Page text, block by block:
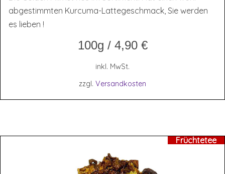
abgestimmten Kurcuma-Lattegeschmack, Sie werden
es lieben !
100g / 4,90 €
inkl. MwSt.
zzgl. Versandkosten
Früchtetee